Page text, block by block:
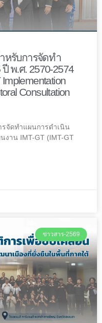
หรับการจัดทำ
พ.ศ. 2570-2574
Consultation
จัดทำแผนการดำเนิน
งาน IMT-GT (IMT-GT
ข่าวสาร-2569